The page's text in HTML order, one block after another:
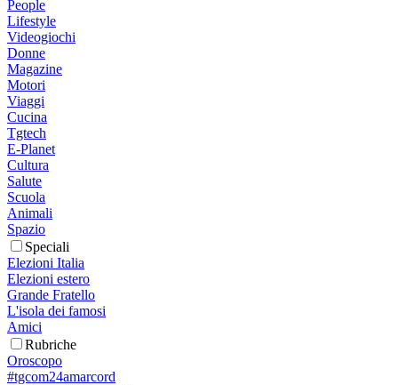
People
Lifestyle
Videogiochi
Donne
Magazine
Motori
Viaggi
Cucina
Tgtech
E-Planet
Cultura
Salute
Scuola
Animali
Spazio
Speciali
Elezioni Italia
Elezioni estero
Grande Fratello
L'isola dei famosi
Amici
Rubriche
Oroscopo
#tgcom24amarcord